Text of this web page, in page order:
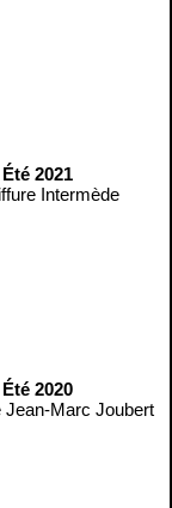
Été 2021
Été 2020